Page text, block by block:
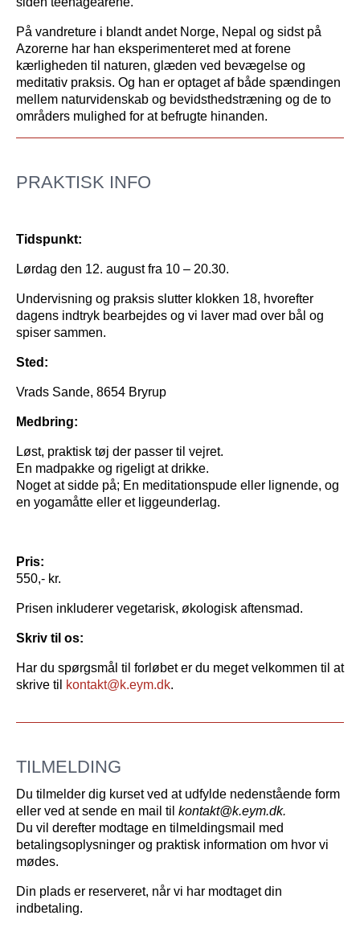
På vandreture i blandt andet Norge, Nepal og sidst på
Azorerne har han eksperimenteret med at forene
kærligheden til naturen, glæden ved bevægelse og
meditativ praksis. Og han er optaget af både spændingen
mellem naturvidenskab og bevidsthedstræning og de to
områders mulighed for at befrugte hinanden.
PRAKTISK INFO
Tidspunkt:
Lørdag den 12. august fra 10 – 20.30.
Undervisning og praksis slutter klokken 18, hvorefter
dagens indtryk bearbejdes og vi laver mad over bål og
spiser sammen.
Sted:
Vrads Sande, 8654 Bryrup
Medbring:
Løst, praktisk tøj der passer til vejret.
En madpakke og rigeligt at drikke.
Noget at sidde på; En meditationspude eller lignende, og
en yogamåtte eller et liggeunderlag.
Pris:
550,- kr.
Prisen inkluderer vegetarisk, økologisk aftensmad.
Skriv til os:
Har du spørgsmål til forløbet er du meget velkommen til at
skrive til
kontakt@k.eym.dk.
TILMELDING
Du tilmelder dig kurset ved at udfylde nedenstående form
eller ved at sende en mail til kontakt@k.eym.dk.
Du vil derefter modtage en tilmeldingsmail med
betalingsoplysninger og praktisk information om hvor vi
mødes.
Din plads er reserveret, når vi har modtaget din
indbetaling.